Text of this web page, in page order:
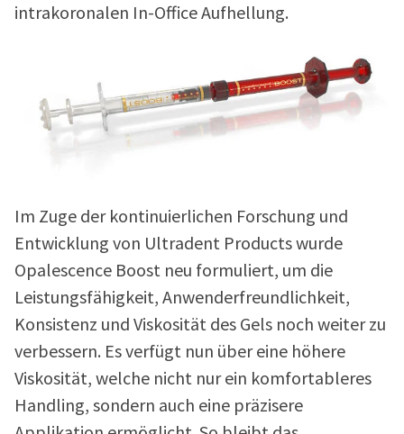
intrakoronalen In-Office Aufhellung.
Im Zuge der kontinuierlichen Forschung und
Entwicklung von Ultradent Products wurde
Opalescence Boost neu formuliert, um die
Leistungsfähigkeit, Anwenderfreundlichkeit,
Konsistenz und Viskosität des Gels noch weiter zu
verbessern. Es verfügt nun über eine höhere
Viskosität, welche nicht nur ein komfortableres
Handling, sondern auch eine präzisere